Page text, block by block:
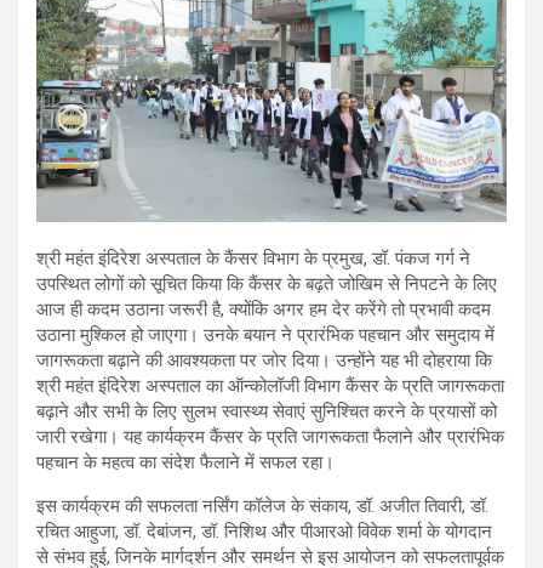
श्री महंत इंदिरेश अस्पताल के कैंसर विभाग के प्रमुख, डॉ. पंकज गर्ग ने
उपस्थित लोगों को सूचित किया कि कैंसर के बढ़ते जोखिम से निपटने के लिए
आज ही कदम उठाना जरूरी है, क्योंकि अगर हम देर करेंगे तो प्रभावी कदम
उठाना मुश्किल हो जाएगा। उनके बयान ने प्रारंभिक पहचान और समुदाय में
जागरूकता बढ़ाने की आवश्यकता पर जोर दिया। उन्होंने यह भी दोहराया कि
श्री महंत इंदिरेश अस्पताल का ऑन्कोलॉजी विभाग कैंसर के प्रति जागरूकता
बढ़ाने और सभी के लिए सुलभ स्वास्थ्य सेवाएं सुनिश्चित करने के प्रयासों को
जारी रखेगा। यह कार्यक्रम कैंसर के प्रति जागरूकता फैलाने और प्रारंभिक
पहचान के महत्व का संदेश फैलाने में सफल रहा।
इस कार्यक्रम की सफलता नर्सिंग कॉलेज के संकाय, डॉ. अजीत तिवारी, डॉ.
रचित आहुजा, डॉ. देबांजन, डॉ. निशिथ और पीआरओ विवेक शर्मा के योगदान
से संभव हुई, जिनके मार्गदर्शन और समर्थन से इस आयोजन को सफलतापूर्वक